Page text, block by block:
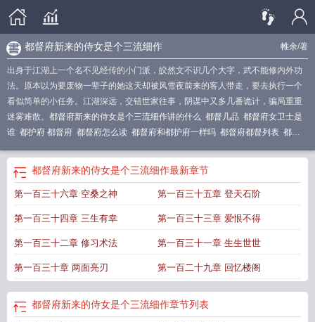
帷余/著
都督府新来的侍女是个三流细作
出身于江湖上一个名不见经传的小门派，皎然文不识几个大字，武不能修内外功
法。原本以为要废物一辈子的她这天却被风雪夜前来的客人带走，要去执行一个
看似简单的小任务。江湖深远，交错世家往事，阴谋中又多几番诡计，骗局重重
迷雾难散。 都督府新来的侍女是个三流细作讲的什么 都督几品 都督府女卫士是
谁 都护府 都督府 都督府怎么读 都督府和都护府一样吗 都督府都督列表 都督
都督府 都护府 都督的夫人叫什么 都督府是什么意思
员 都督府相当于现在什么官
都督府新来的侍女是个三流细作最新章节
第一百三十六章 空桑之神 第一百三十五章 登天石阶
第一百三十四章 三生有幸 第一百三十三章 爱恨不得
第一百三十二章 修习术法 第一百三十一章 生生世世
第一百三十章 两面亮刃 第一百二十九章 回忆楼阁
都督府新来的侍女是个三流细作章节列表